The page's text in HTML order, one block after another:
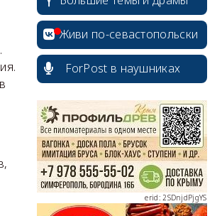
Живи по-севастопольски
ForPost в наушниках
erid: 2SDnjdPjgYS